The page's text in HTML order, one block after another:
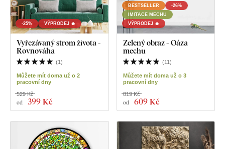
-25% VÝPRODEJ 🔥
Vyřezávaný strom života -
Rovnováha
(1)
Můžete mít doma už o 2
pracovní dny
od 399 Kč
529 Kč
BESTSELLER
-26%
IMITACE MECHU
VÝPRODEJ 🔥
Zelený obraz - Oáza
mechu
(11)
Můžete mít doma už o 3
pracovní dny
od 609 Kč
819 Kč